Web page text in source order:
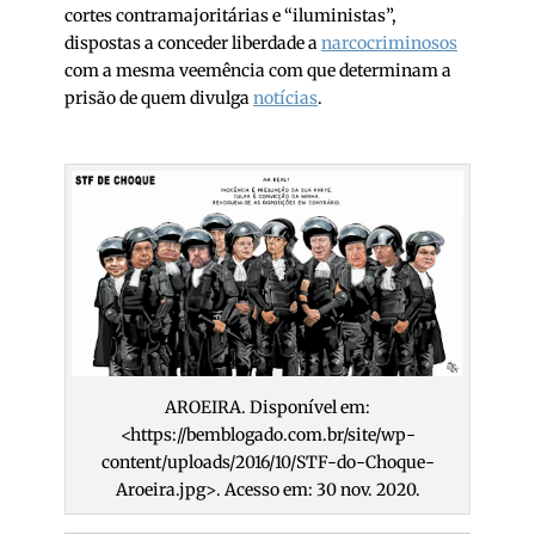
cortes contramajoritárias e “iluministas”,
dispostas a conceder liberdade a narcocriminosos
com a mesma veemência com que determinam a
prisão de quem divulga notícias.
AROEIRA. Disponível em:
<https://bemblogado.com.br/site/wp-
content/uploads/2016/10/STF-do-Choque-
Aroeira.jpg>. Acesso em: 30 nov. 2020.